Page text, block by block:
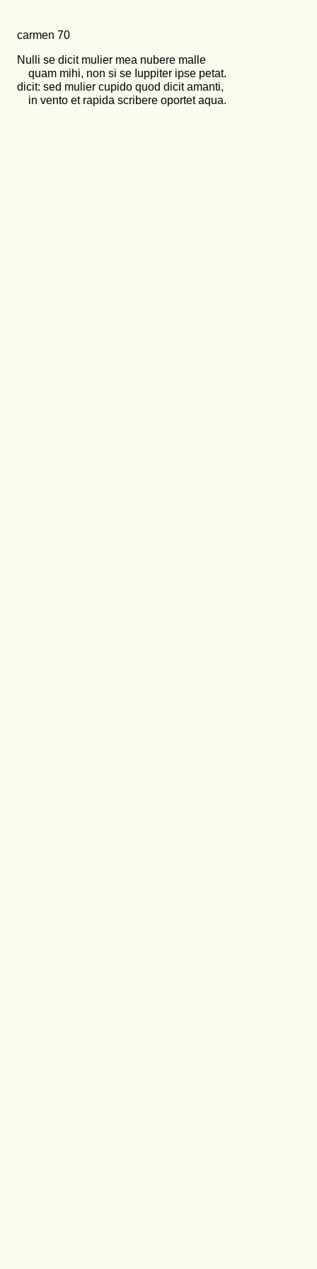
carmen 70
Nulli se dicit mulier mea nubere malle
quam mihi, non si se Iuppiter ipse petat.
dicit: sed mulier cupido quod dicit amanti,
in vento et rapida scribere oportet aqua.